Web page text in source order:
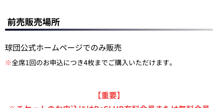
前売販売場所
球団公式ホームページでのみ販売
※全席1回のお申込につき4枚までご購入いただけます。
【重要】